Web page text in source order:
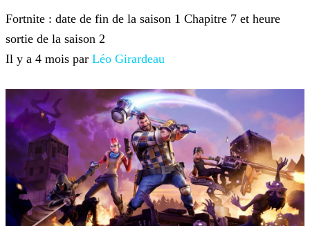
Fortnite : date de fin de la saison 1 Chapitre 7 et heure
sortie de la saison 2
Il y a 4 mois par Léo Girardeau